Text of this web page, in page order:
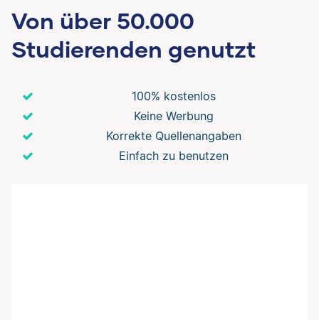
Von über 50.000
Studierenden genutzt
100% kostenlos
Keine Werbung
Korrekte Quellenangaben
Einfach zu benutzen